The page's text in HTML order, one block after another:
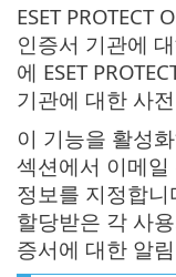
ESET
인증서 기관에
에 ESET
기관에 대한 사
이 기능을 활성
섹션에서 이메일
정보를 지정합니
할당받은 각 사
증서에 대한 알